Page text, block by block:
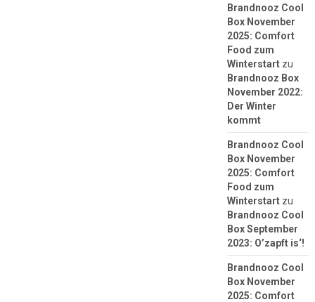
Brandnooz Cool
Box November
2025: Comfort
Food zum
Winterstartzu
Brandnooz Box
November 2022:
Der Winter
kommt
Brandnooz Cool
Box November
2025: Comfort
Food zum
Winterstartzu
Brandnooz Cool
Box September
2023: O’zapft is‘!
Brandnooz Cool
Box November
2025: Comfort